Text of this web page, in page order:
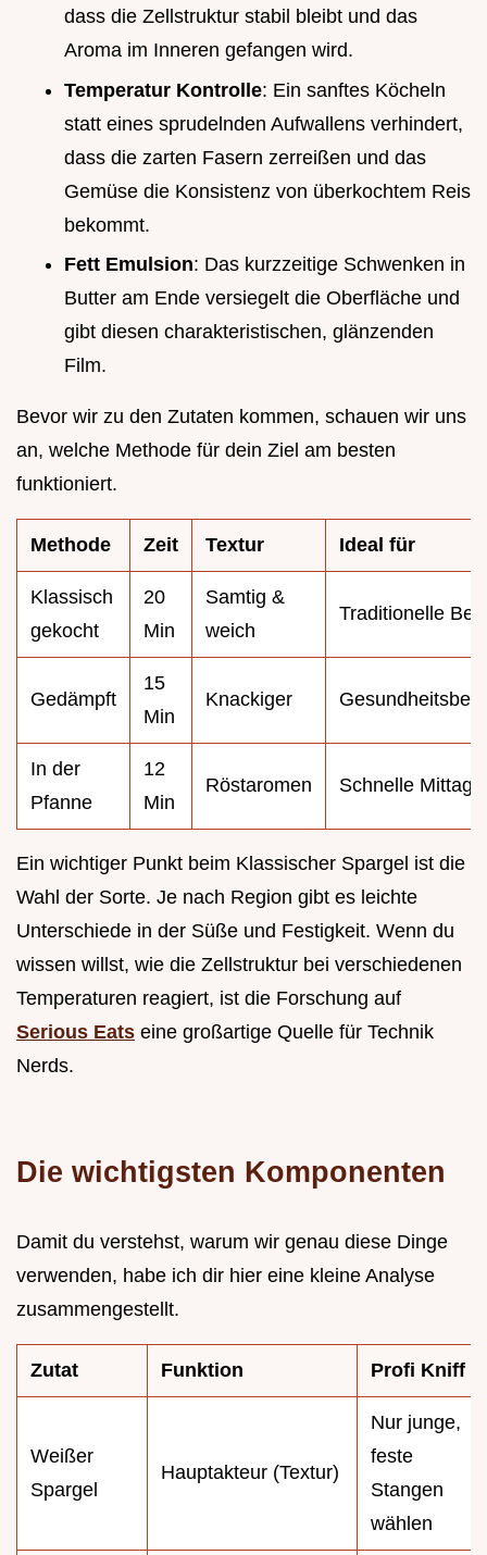
dass die Zellstruktur stabil bleibt und das
Aroma im Inneren gefangen wird.
Temperatur Kontrolle: Ein sanftes Köcheln
statt eines sprudelnden Aufwallens verhindert,
dass die zarten Fasern zerreißen und das
Gemüse die Konsistenz von überkochtem Reis
bekommt.
Fett Emulsion: Das kurzzeitige Schwenken in
Butter am Ende versiegelt die Oberfläche und
gibt diesen charakteristischen, glänzenden
Film.
Bevor wir zu den Zutaten kommen, schauen wir uns
an, welche Methode für dein Ziel am besten
funktioniert.
Methode Zeit Textur Ideal für
Klassisch
gekocht
20
Min
Samtig &
weich
Traditionelle
Gedämpft
15
Min
Knackiger
In der
Pfanne
12
Min
Röstaromen Schnelle
Ein wichtiger Punkt beim Klassischer Spargel ist die
Wahl der Sorte. Je nach Region gibt es leichte
Unterschiede in der Süße und Festigkeit. Wenn du
wissen willst, wie die Zellstruktur bei verschiedenen
Temperaturen reagiert, ist die Forschung auf
Serious Eats eine großartige Quelle für Technik
Nerds.
Die wichtigsten Komponenten
Damit du verstehst, warum wir genau diese Dinge
verwenden, habe ich dir hier eine kleine Analyse
zusammengestellt.
Zutat Funktion Profi Kniff
Weißer
Spargel
Hauptakteur (Textur)
Nur junge,
feste
Stangen
wählen